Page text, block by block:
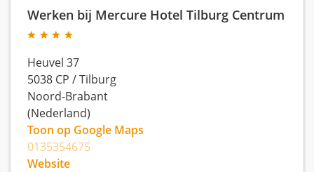
Werken bij Mercure Hotel Tilburg Centrum
Heuvel 37
5038 CP /Tilburg
Noord-Brabant
(Nederland)
Toon op Google Maps
0135354675
Website